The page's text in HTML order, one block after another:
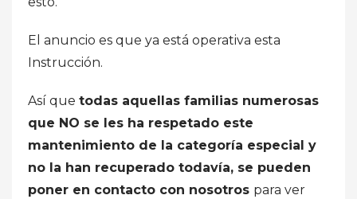
El anuncio es que ya está operativa esta
Instrucción.
Así que todas aquellas familias numerosas
que NO se les ha respetado este
mantenimiento de la categoría especial y
no la han recuperado todavía, se pueden
poner en contacto con nosotros para ver